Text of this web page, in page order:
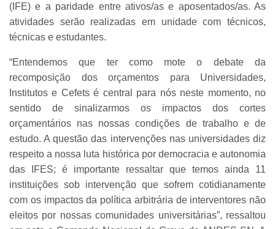
(IFE) e a paridade entre ativos/as e aposentados/as. As
atividades serão realizadas em unidade com técnicos,
técnicas e estudantes.
“Entendemos que ter como mote o debate da
recomposição dos orçamentos para Universidades,
Institutos e Cefets é central para nós neste momento, no
sentido de sinalizarmos os impactos dos cortes
orçamentários nas nossas condições de trabalho e de
estudo. A questão das intervenções nas universidades diz
respeito a nossa luta histórica por democracia e autonomia
das IFES; é importante ressaltar que temos ainda 11
instituições sob intervenção que sofrem cotidianamente
com os impactos da política arbitrária de interventores não
eleitos por nossas comunidades universitárias”, ressaltou